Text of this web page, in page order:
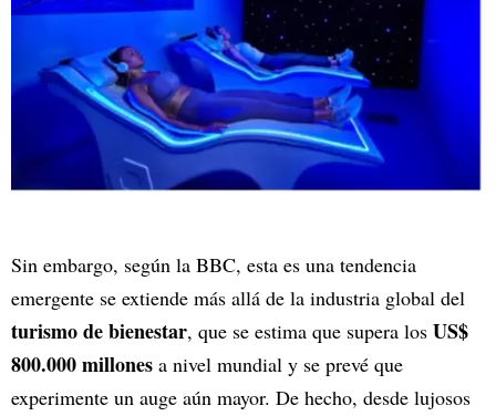
Sin embargo, según la BBC, esta es una tendencia
emergente se extiende más allá de la industria global del
turismo de bienestar, que se estima que supera los US$
800.000 millones a nivel mundial y se prevé que
experimente un auge aún mayor. De hecho, desde lujosos